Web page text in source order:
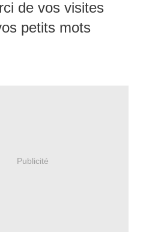
de vos visites
petits mots
Publicité